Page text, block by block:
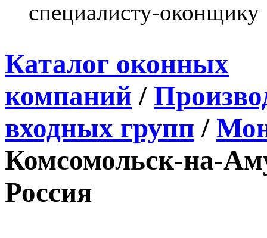
специалисту-оконщику
Каталог оконных
компаний /
входных групп /
Комсомольск-на-
Россия